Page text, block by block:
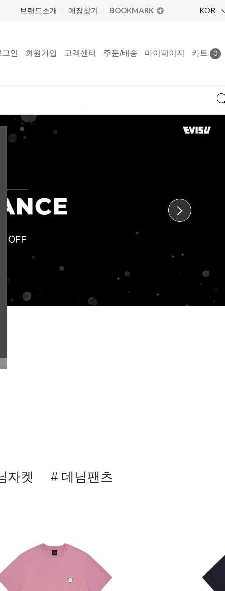
브랜드소개 매장찾기 BOOKMARK KOR
인 회원가입 고객센터 주문/배송 마이페이지 카트 0
자켓 # 데님팬츠